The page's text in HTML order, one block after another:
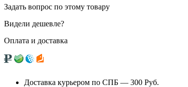
Задать вопрос по этому товару
Видели дешевле?
Оплата и доставка
Доставка курьером по СПБ — 300 Руб.